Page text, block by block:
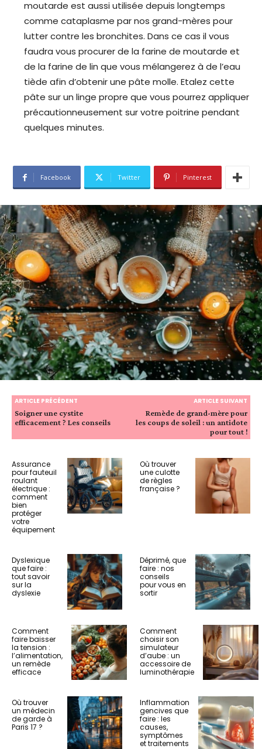
moutarde est aussi utilisée depuis longtemps
comme cataplasme par nos grand-mères pour
lutter contre les bronchites. Dans ce cas il vous
faudra vous procurer de la farine de moutarde et
de la farine de lin que vous mélangerez à de l’eau
tiède afin d’obtenir une pâte molle. Etalez cette
pâte sur un linge propre que vous pourrez appliquer
précautionneusement sur votre poitrine pendant
quelques minutes.
Facebook Twitter Pinterest
ARTICLE PRÉCÉDENT
Soigner une cystite
efficacement ? Les conseils
ARTICLE SUIVANT
Remède de grand-mère pour
les coups de soleil : un antidote
pour tout !
Assurance
pour fauteuil
roulant
électrique :
comment
bien
protéger
votre
équipement
Où trouver
une culotte
de règles
française ?
Dyslexique
que faire :
tout savoir
sur la
dyslexie
Déprimé, que
faire : nos
conseils
pour vous en
sortir
Comment
faire baisser
la tension :
l’alimentation,
un remède
efficace
Comment
choisir son
simulateur
d’aube : un
accessoire de
luminothérapie
Où trouver
un médecin
de garde à
Paris 17 ?
Inflammation
gencives que
faire : les
causes,
symptômes
et traitements